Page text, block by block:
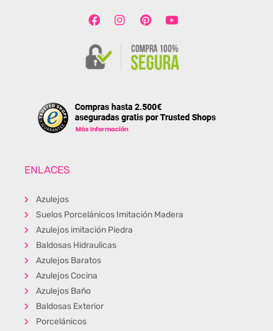
ENLACES
Azulejos
Suelos Porcelánicos Imitación Madera
Azulejos imitación Piedra
Baldosas Hidraulicas
Azulejos Baratos
Azulejos Cocina
Azulejos Baño
Baldosas Exterior
Porcelánicos